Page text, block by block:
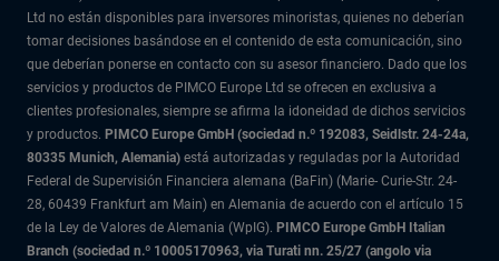
Ltd no están disponibles para inversores minoristas, quienes no deberían
tomar decisiones basándose en el contenido de esta comunicación, sino
que deberían ponerse en contacto con su asesor financiero. Dado que los
servicios y productos de PIMCO Europe Ltd se ofrecen en exclusiva a
clientes profesionales, siempre se afirma la idoneidad de dichos servicios
y productos. PIMCO Europe GmbH (sociedad n.º 192083, Seidlstr. 24-24a,
80335 Munich, Alemania) está autorizadas y reguladas por la Autoridad
Federal de Supervisión Financiera alemana (BaFin) (Marie- Curie-Str. 24-
28, 60439 Frankfurt am Main) en Alemania de acuerdo con el artículo 15
de la Ley de Valores de Alemania (WpIG). PIMCO Europe GmbH Italian
Branch (sociedad n.º 10005170963, via Turati nn. 25/27 (angolo via